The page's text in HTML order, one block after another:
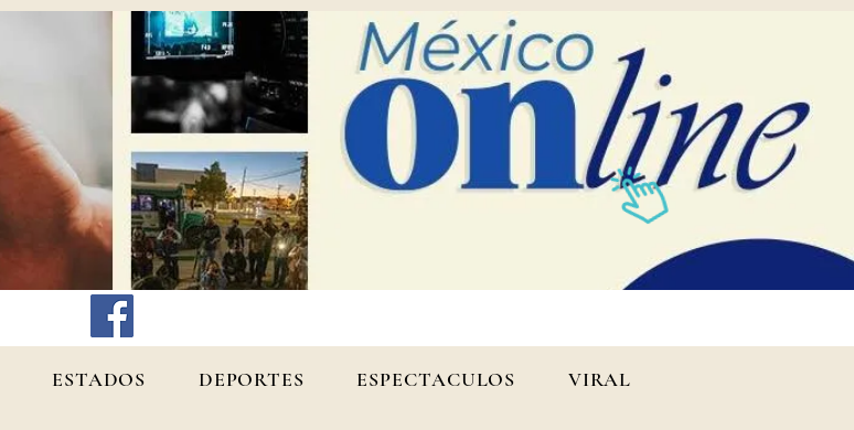
ESTADOS DEPORTES ESPECTACULOS VIRAL